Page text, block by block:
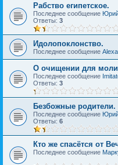
Рабство египетское.
Последнее сообщение
Ответы: 3
Идолопоклонство.
Последнее сообщение
О очищении для
Последнее сообщение
Ответы: 3
Безбожные родители.
Последнее сообщение
Ответы: 6
Кто же спасётся от
Последнее сообщение